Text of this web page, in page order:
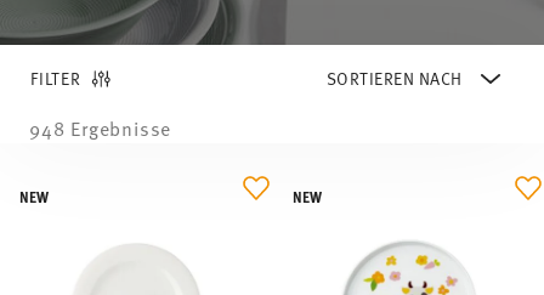
FILTER
948 Ergebnisse
NEW NEW